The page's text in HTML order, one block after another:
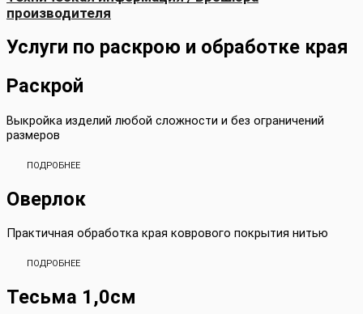
производителя
Услуги по раскрою и обработке края
Раскрой
Выкройка изделий любой сложности и без ограничений
размеров
ПОДРОБНЕЕ
Оверлок
Практичная обработка края коврового покрытия нитью
ПОДРОБНЕЕ
Тесьма 1,0см